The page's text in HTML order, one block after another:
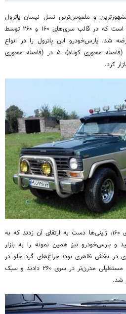
و ملموس‌ترین نسل نیسان پاترول
برای ایرانیان، نسل سوم جهانی آن است که در قالب سری‌های ۱۶۰ و ۲۶۰ توسط
شد. پارس‌خودرو این پاترول را در انواع
مختلفی از جمله نسخه‌های ۳ در (فاصله محوری کوتاه)، ۵ در (فاصله محوری
کرد.
پس از عرضه نسخه‌های اولیه سری ۱۶۰، ژاپنی‌ها دست به ارتقای آن زدند که به
انجامید و پارس‌خودرو نیز همین نمونه را به بازار
در بخش ظاهری بود؛ چراغ‌های گرد جلو در
سری ۱۶۰، جای خود را به چراغ‌های مستطیلی مدرن‌تر در سری ۲۶۰ دادند و سبک
شد.